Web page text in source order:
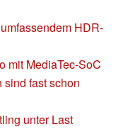
HDR-
mit MediaTec-SoC
sind fast schon
unter Last